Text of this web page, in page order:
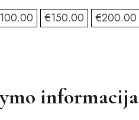
100.00 €150.00 €200.00
informacija